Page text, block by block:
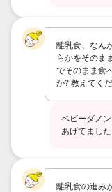
離乳食、なん
らかをそのま
でそのまま食
か? 教えてく
ベビーダノ
あげてまし
離乳食の進み